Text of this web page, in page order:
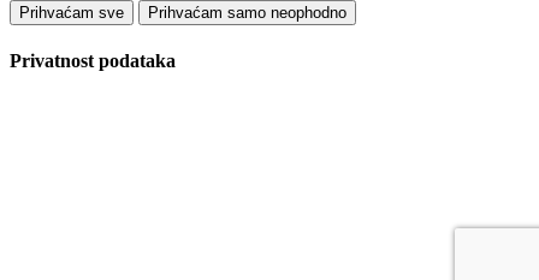
Prihvaćam sve Prihvaćam samo neophodno
Privatnost podataka